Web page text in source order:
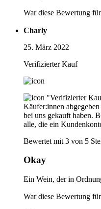
War diese Bewertung
Charly
25. März 2022
Verifizierter Kauf
"Verifizierter
Käufer:innen
bei uns gekauft haben.
alle, die ein
Bewertet mit 3 von 5
Okay
Ein Wein, der in
War diese Bewertung